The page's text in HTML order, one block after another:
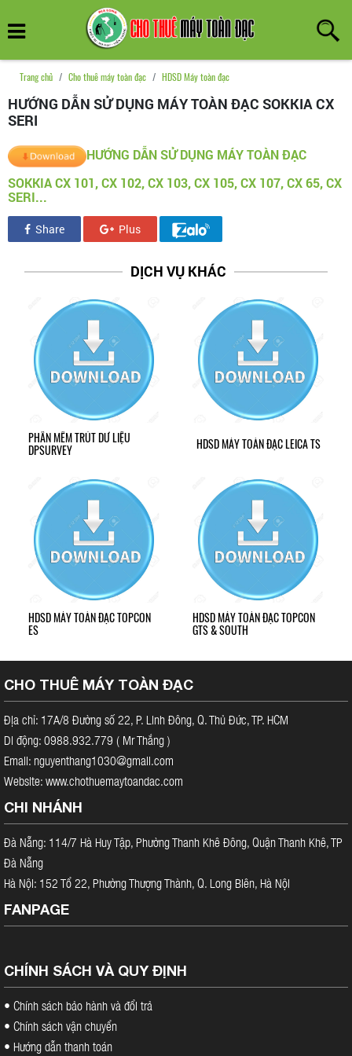
Trang chủ Cho thuê máy toàn đạc HDSD Máy toàn đạc
HƯỚNG DẪN SỬ DỤNG MÁY TOÀN ĐẠC SOKKIA CX
SERI
HƯỚNG DẪN SỬ DỤNG MÁY TOÀN ĐẠC
SOKKIA CX 101, CX 102, CX 103, CX 105, CX 107, CX 65, CX
SERI...
Share Plus
DỊCH VỤ KHÁC
PHẦN MỀM TRÚT DỮ LIỆU
DPSURVEY HDSD MÁY TOÀN ĐẠC LEICA TS
HDSD MÁY TOÀN ĐẠC TOPCON
ES
HDSD MÁY TOÀN ĐẠC TOPCON
GTS & SOUTH
CHO THUÊ MÁY TOÀN ĐẠC
Địa chỉ: 17A/8 Đường số 22, P. Linh Đông, Q. Thủ Đức, TP. HCM
Di động: 0988.932.779 ( Mr Thắng )
Email: nguyenthang1030@gmail.com
Website: www.chothuemaytoandac.com
CHI NHÁNH
Đà Nẵng: 114/7 Hà Huy Tập, Phường Thanh Khê Đông, Quận Thanh Khê, TP
Đà Nẵng
Hà Nội: 152 Tổ 22, Phường Thượng Thành, Q. Long Biên, Hà Nội
FANPAGE
CHÍNH SÁCH VÀ QUY ĐỊNH
• Chính sách bảo hành và đổi trả
• Chính sách vận chuyển
• Hướng dẫn thanh toán